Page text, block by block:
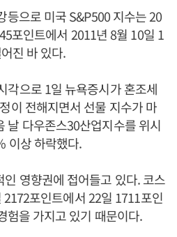
등으로 미국 S&P500 지수는 20
포인트에서 2011년 8월 10일 1
진 바 있다.
각으로 1일 뉴욕증시가 혼조세
이 전해지면서 선물 지수가 마
날 다우존스30산업지수를 위시
이상 하락했다.
영향권에 접어들고 있다. 코스
포인트에서 22일 1711포인
험을 가지고 있기 때문이다.